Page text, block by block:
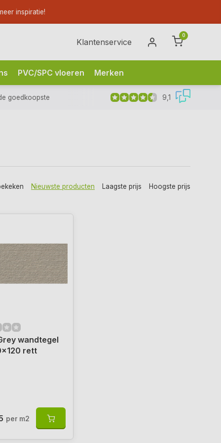
inspiratie!
Klantenservice
0
PVC/SPC vloeren Merken
goedkoopste 9,1
Nieuwste producten Laagste prijs Hoogste prijs
wandtegel
rett
per m2